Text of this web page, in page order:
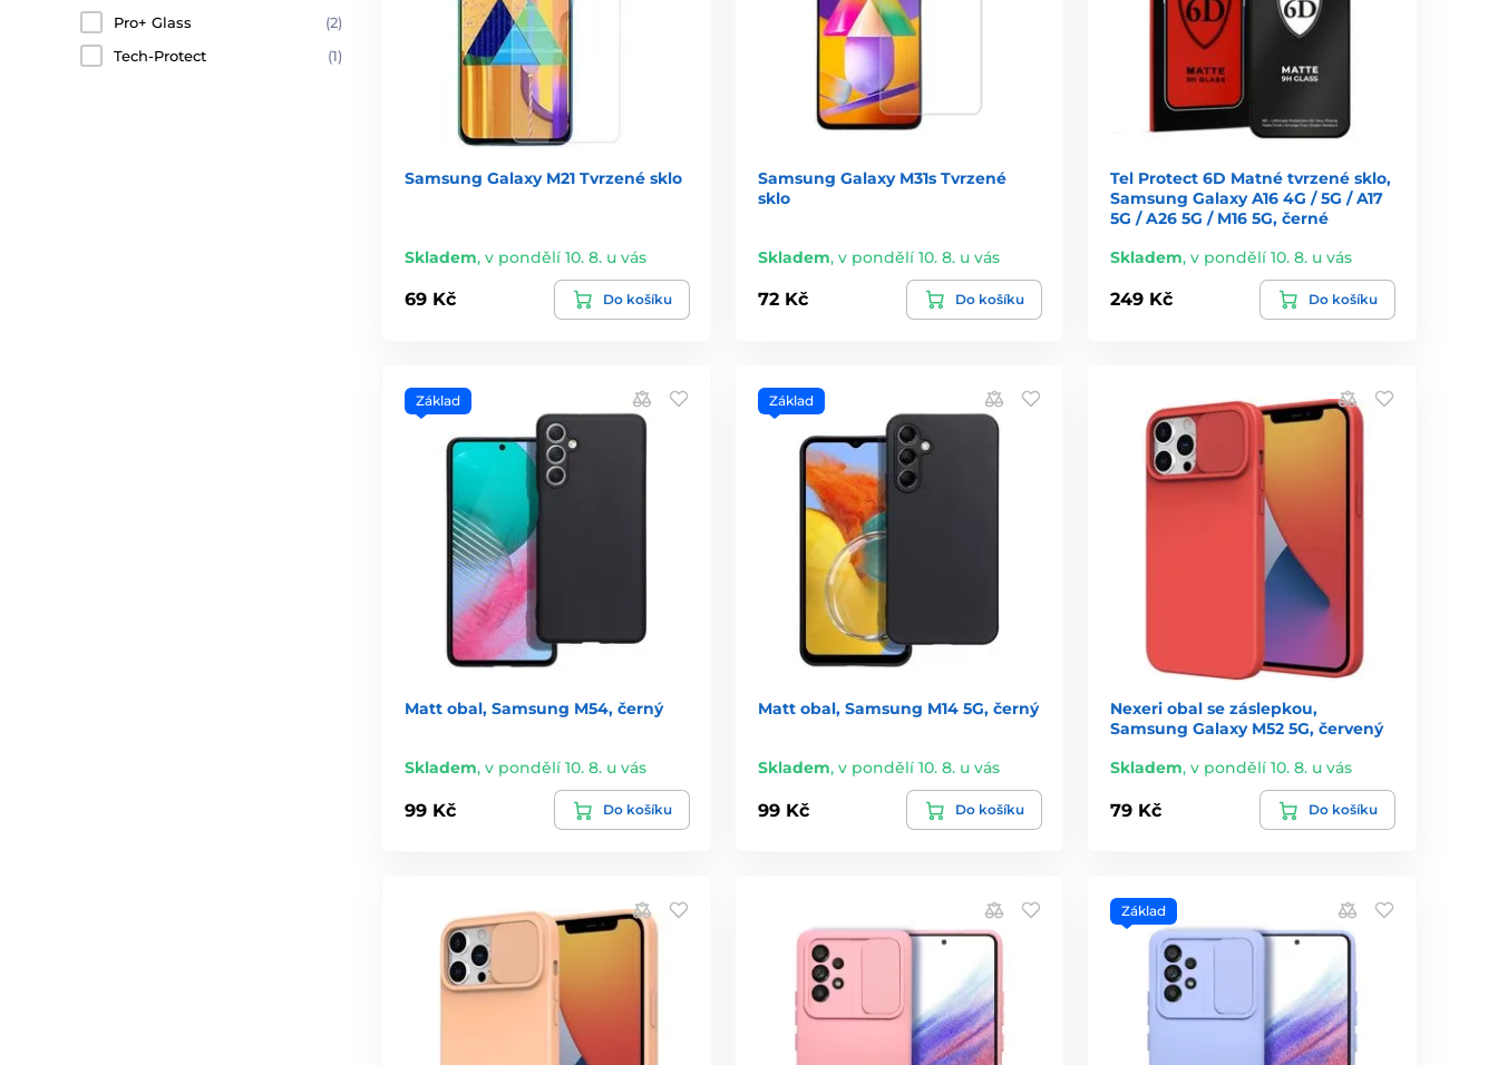
Pro+ Glass
(2)
Tech-Protect
(1)
Samsung Galaxy M21 Tvrzené sklo
Skladem, v pondělí 10. 8. u vás
69 Kč Do košíku
Samsung Galaxy M31s Tvrzené
sklo
Skladem, v pondělí 10. 8. u vás
72 Kč Do košíku
Tel Protect 6D Matné tvrzené sklo,
Samsung Galaxy A16 4G / 5G / A17
5G / A26 5G / M16 5G, černé
Skladem,v pondělí 10. 8. u vás
249 Kč Do košíku
Základ
Matt obal, Samsung M54, černý
Skladem, v pondělí 10. 8. u vás
99 Kč Do košíku
Základ
Matt obal, Samsung M14 5G, černý
Skladem, v pondělí 10. 8. u vás
99 Kč Do košíku
Nexeri obal se záslepkou,
Samsung Galaxy M52 5G, červený
Skladem,v pondělí 10. 8. u vás
79 Kč Do košíku
Základ